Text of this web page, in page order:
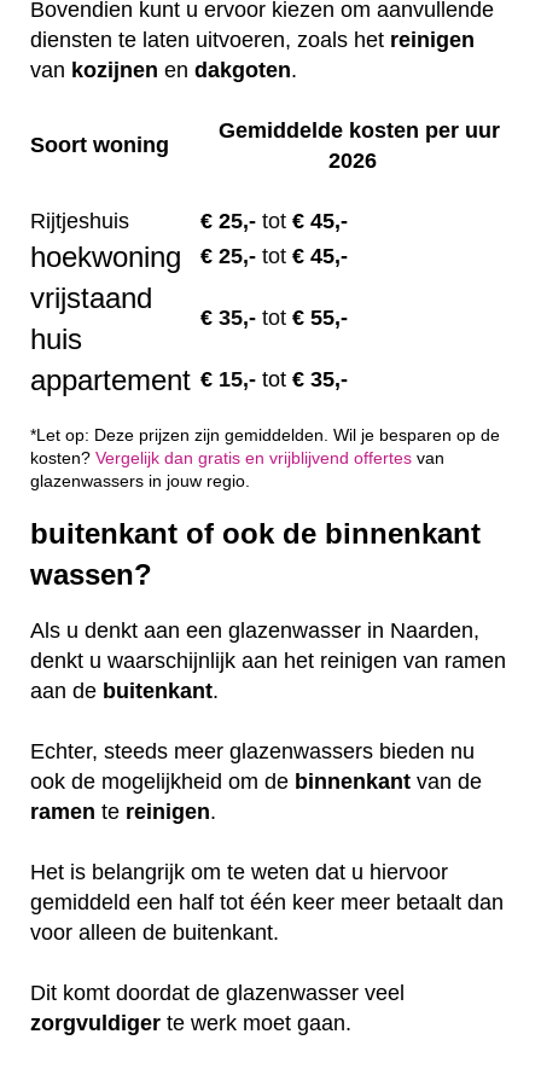
Bovendien kunt u ervoor kiezen om aanvullende
diensten te laten uitvoeren, zoals het reinigen
van kozijnen en dakgoten.
Soort woning
Gemiddelde kosten per uur
2026
Rijtjeshuis € 25,- tot € 45,-
hoekwoning € 25,- tot € 45,-
vrijstaand
huis
€ 35,- tot € 55,-
appartement € 15,- tot € 35,-
*Let op: Deze prijzen zijn gemiddelden. Wil je besparen op de
kosten? Vergelijk dan gratis en vrijblijvend offertes van
glazenwassers in jouw regio.
buitenkant of ook de binnenkant
wassen?
Als u denkt aan een glazenwasser in Naarden,
denkt u waarschijnlijk aan het reinigen van ramen
aan de buitenkant.
Echter, steeds meer glazenwassers bieden nu
ook de mogelijkheid om de binnenkant van de
ramen te reinigen.
Het is belangrijk om te weten dat u hiervoor
gemiddeld een half tot één keer meer betaalt dan
voor alleen de buitenkant.
Dit komt doordat de glazenwasser veel
zorgvuldiger te werk moet gaan.